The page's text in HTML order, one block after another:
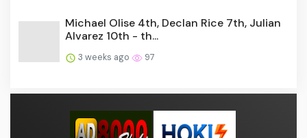
Michael Olise 4th, Declan Rice 7th, Julian
Alvarez 10th - th...
3 weeks ago 97